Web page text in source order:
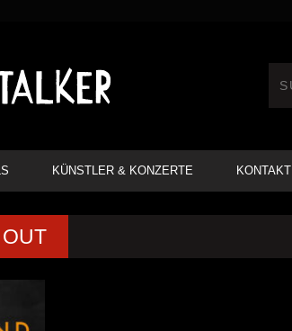
KÜNSTLER & KONZERTE KONTAKT